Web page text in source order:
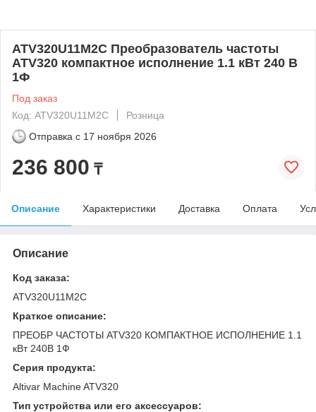
ATV320U11M2C Преобразователь частоты
ATV320 компактное исполнение 1.1 кВт 240 В
1Ф
Под заказ
Код: ATV320U11M2C
Розница
Отправка с 17 ноября 2026
236 800 ₸
Описание Характеристики Доставка Оплата
Описание
Код заказа:
ATV320U11M2C
Краткое описание:
ПРЕОБР ЧАСТОТЫ ATV320 КОМПАКТНОЕ ИСПОЛНЕНИЕ 1.1
кВт 240В 1Ф
Серия продукта:
Altivar Machine ATV320
Тип устройства или его аксессуаров: